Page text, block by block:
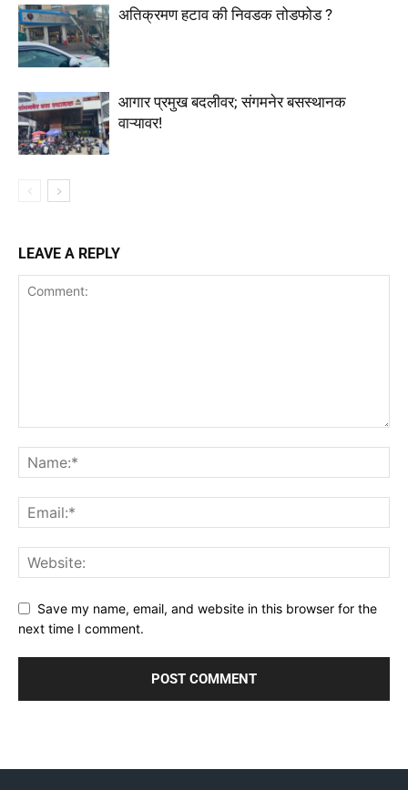
अतिक्रमण हटाव की निवडक तोडफोड ?
आगार प्रमुख बदलीवर; संगमनेर बसस्थानक
वाऱ्यावर!
LEAVE A REPLY
Save my name, email, and website in this browser for the
next time I comment.